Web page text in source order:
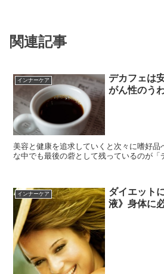
関連記事
インナーケア
デカフェは
がん性のう
美容と健康を追求していくと次々に嗜好品
な中でも最後の砦として残っているのが「
インナーケア
ダイエット
液》身体に